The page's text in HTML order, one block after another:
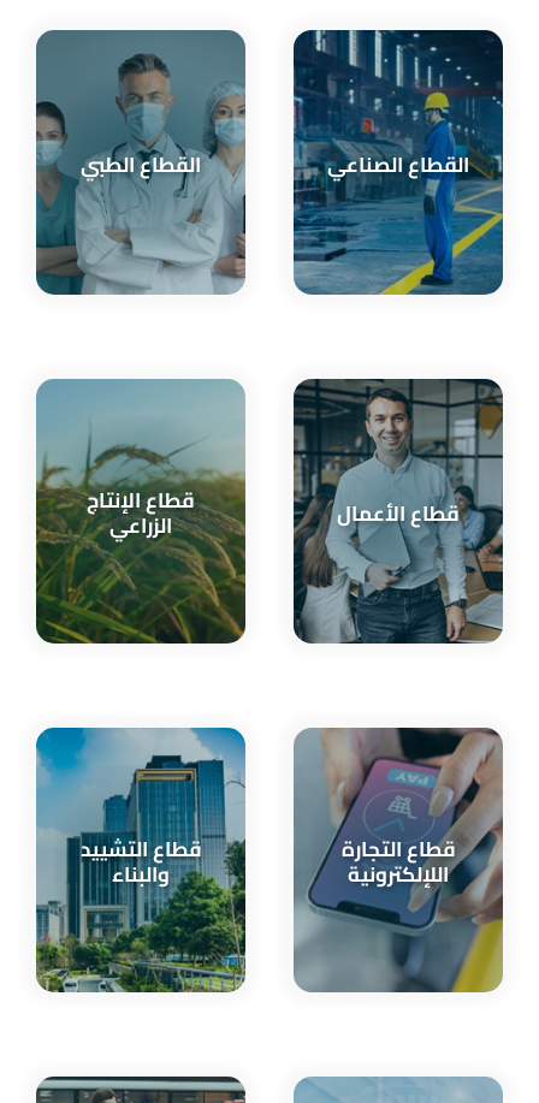
القطاع الصناعي القطاع الطبي
قطاع الأعمال قطاع الإنتاج
الزراعي
قطاع التجارة
اللإلكترونية
قطاع التشييد
والبناء